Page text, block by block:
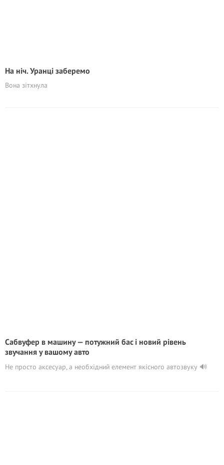
На ніч. Уранці заберемо
Вона зітхнула
Сабвуфер в машину — потужний бас і новий рівень
звучання у вашому авто
Не просто аксесуар, а необхідний елемент якісного автозвуку 🔊